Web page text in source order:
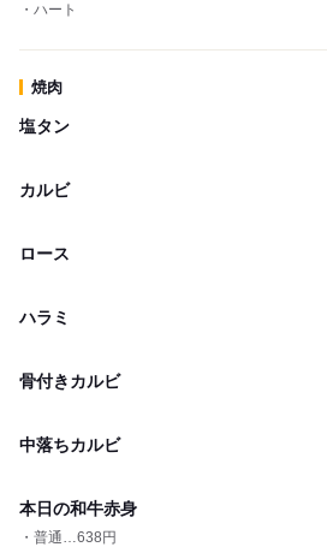
・ハート
焼肉
塩タン
カルビ
ロース
ハラミ
骨付きカルビ
中落ちカルビ
本日の和牛赤身
・普通…638円